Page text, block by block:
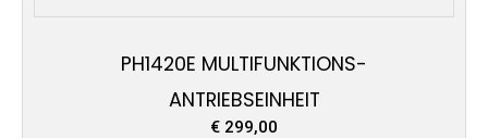
PH1420E MULTIFUNKTIONS-
ANTRIEBSEINHEIT
€ 299,00